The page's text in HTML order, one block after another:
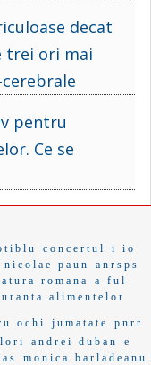
decat
trei ori mai
pentru
Ce se
concertul
i io
nicolae paun
anrsps
romana
a ful
alimentelor
ochi jumatate
pnrr
andrei duban
e
monica barladeanu